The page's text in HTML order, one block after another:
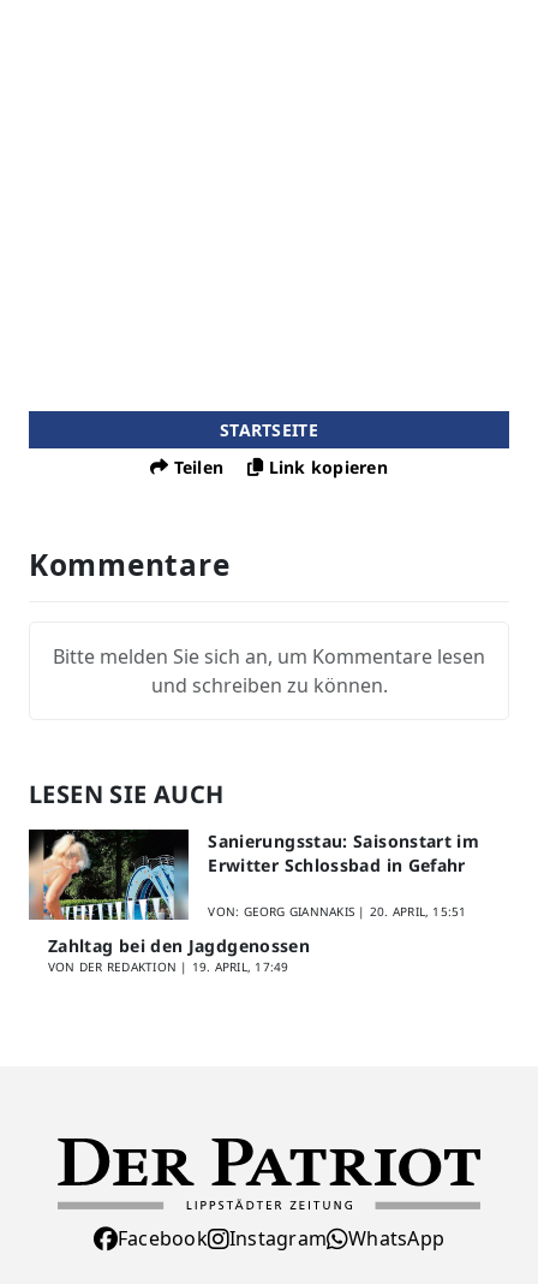
STARTSEITE
Teilen
Link kopieren
Kommentare
Bitte melden Sie sich an, um Kommentare lesen
und schreiben zu können.
LESEN SIE AUCH
Sanierungsstau: Saisonstart im
Erwitter Schlossbad in Gefahr
VON: GEORG GIANNAKIS | 20. APRIL, 15:51
Zahltag bei den Jagdgenossen
VON DER REDAKTION | 19. APRIL, 17:49
Facebook Instagram WhatsApp